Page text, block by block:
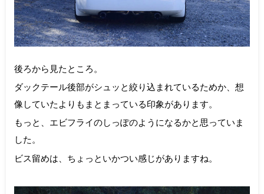
後ろから見たところ。
ダックテール後部がシュッと絞り込まれているためか、想
像していたよりもまとまっている印象があります。
もっと、エビフライのしっぽのようになるかと思っていま
した。
ビス留めは、ちょっといかつい感じがありますね。